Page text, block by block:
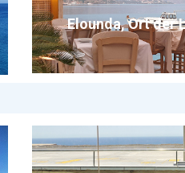
Elounda, Ort der